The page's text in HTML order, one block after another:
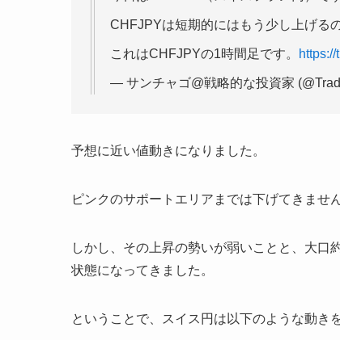
CHFJPYは短期的にはもう少し上げる
これはCHFJPYの1時間足です。
— サンチャゴ@戦略的な投資家
予想に近い値動きになりました。
ピンクのサポートエリアまでは下げてきませ
しかし、その上昇の勢いが弱いことと、大口
状態になってきました。
ということで、スイス円は以下のような動き